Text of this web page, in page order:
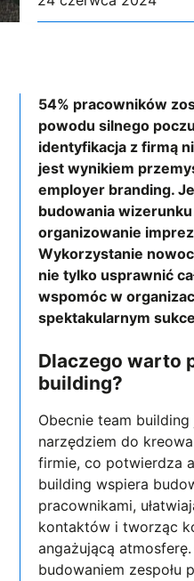
54% pracowników
powodu silnego
identyfikacja z firmą
jest wynikiem
employer branding.
budowania
organizowanie
Wykorzystanie
nie tylko usprawnić
wspomóc w
spektakularnym
Dlaczego warto
building?
Obecnie team
narzędziem do
firmie, co potwierdza
building wspiera
pracownikami,
kontaktów i tworząc
angażującą
budowaniem zespołu